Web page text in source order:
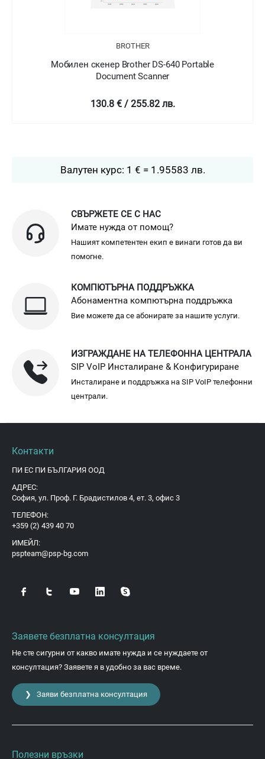
BROTHER
Мобилен скенер Brother DS-740D 2-sided Portable
Document Scanner
178.8 € / 349.7 лв.
Валутен курс: 1 € = 1.95583 лв.
СВЪРЖЕТЕ СЕ С НАС
Имате нужда от помощ?
Нашият компетентен екип е винаги готов да ви
помогне.
КОМПЮТЪРНА ПОДДРЪЖКА
Абонаментна компютърна поддръжка
Вие можете да се абонирате за нашите услуги.
ИЗГРАЖДАНЕ НА ТЕЛЕФОННА ЦЕНТРАЛА
SIP VoIP Инсталиране & Конфигуриране
Инсталиране и поддръжка на SIP VoIP телефонни
централи.
Контакти
ПИ ЕС ПИ БЪЛГАРИЯ ООД
АДРЕС:
София, ул. Проф. Г. Брадистилов 4, ет. 3, офис 3
ТЕЛЕФОН:
+359 (2) 439 40 70
ИМЕЙЛ:
pspteam@psp-bg.com
Заявете безплатна консултация
Не сте сигурни от какво имате нужда и се нуждаете от
консултация? Заявете я в удобно за вас време.
❯ Заяви безплатна консултация
Полезни връзки